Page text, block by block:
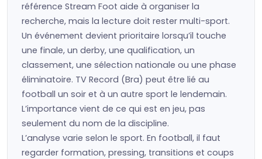
référence Stream Foot aide à organiser la
recherche, mais la lecture doit rester multi-sport.
Un événement devient prioritaire lorsqu’il touche
une finale, un derby, une qualification, un
classement, une sélection nationale ou une phase
éliminatoire. TV Record (Bra) peut être lié au
football un soir et à un autre sport le lendemain.
L’importance vient de ce qui est en jeu, pas
seulement du nom de la discipline.
L’analyse varie selon le sport. En football, il faut
regarder formation, pressing, transitions et coups